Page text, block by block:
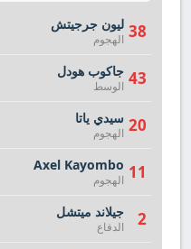
38 ليون جرجيتش
الهجوم
43 جاكوب هودل
الوسط
20 سيدي ياتا
الهجوم
11
Axel Kayombo
الهجوم
2 جيلاند ميتشل
الدفاع